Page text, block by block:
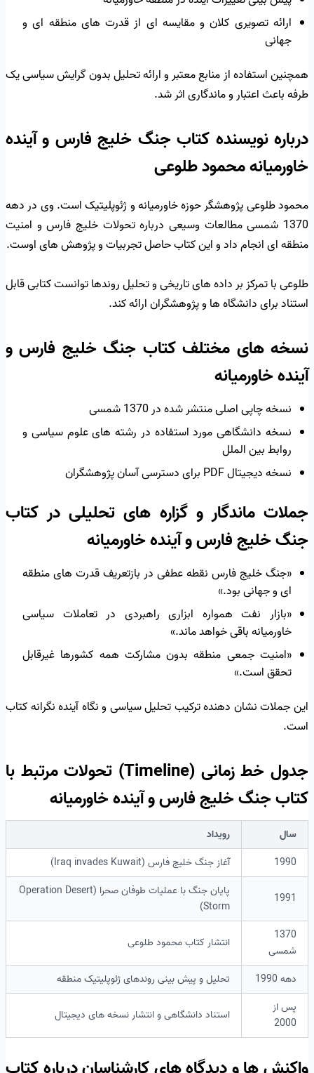
ارائه تصویری کلان و مقایسه ای از قدرت های منطقه ای و
جهانی
همچنین استفاده از منابع معتبر و ارائه تحلیل بدون گرایش سیاسی یک
طرفه باعث اعتبار و ماندگاری اثر شد.
درباره نویسنده کتاب جنگ خلیج فارس و آینده
خاورمیانه محمود طلوعی
محمود طلوعی پژوهشگر حوزه خاورمیانه و ژئوپلیتیک است. وی در دهه
1370 شمسی مطالعات وسیعی درباره تحولات خلیج فارس و امنیت
منطقه ای انجام داد و این کتاب حاصل تجربیات و پژوهش های اوست.
طلوعی با تمرکز بر داده های تاریخی و تحلیل روندها توانست کتابی قابل
استناد برای دانشگاه ها و پژوهشگران ارائه کند.
نسخه های مختلف کتاب جنگ خلیج فارس و
آینده خاورمیانه
نسخه چاپی اصلی منتشر شده در 1370 شمسی
نسخه دانشگاهی مورد استفاده در رشته های علوم سیاسی و
روابط بین الملل
نسخه دیجیتال PDF برای دسترسی آسان پژوهشگران
جملات ماندگار و گزاره های تحلیلی در کتاب
جنگ خلیج فارس و آینده خاورمیانه
«جنگ خلیج فارس نقطه عطفی در بازتعریف قدرت های منطقه
ای و جهانی بود.»
«بازار نفت همواره ابزاری راهبردی در تعاملات سیاسی
خاورمیانه باقی خواهد ماند.»
«امنیت جمعی منطقه بدون مشارکت همه کشورها غیرقابل
تحقق است.»
این جملات نشان دهنده ترکیب تحلیل سیاسی و نگاه آینده نگرانه کتاب
است.
جدول خط زمانی (Timeline) تحولات مرتبط با
کتاب جنگ خلیج فارس و آینده خاورمیانه
سال
رویداد
1990
آغاز جنگ خلیج فارس (Iraq invades Kuwait)
1991
پایان جنگ با عملیات طوفان صحرا (Operation Desert
Storm)
1370
شمسی
انتشار کتاب محمود طلوعی
دهه 1990
تحلیل و پیش بینی روندهای ژئوپلیتیک منطقه
پس از
2000
استناد دانشگاهی و انتشار نسخه های دیجیتال